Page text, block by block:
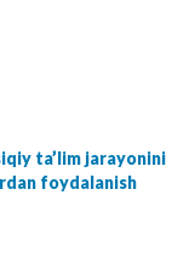
ta’lim jarayonini
foydalanish